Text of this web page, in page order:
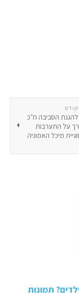
להגנת הסביבה ח"כ
על התערבות
מיכל האמוניה
תמונות